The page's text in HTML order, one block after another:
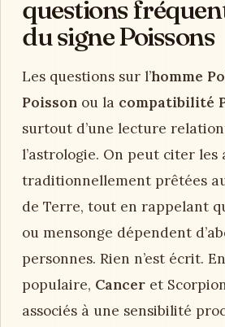
questions
du signe Poissons
Les questions sur l’homme
Poisson ou la compatibilité
surtout d’une lecture
l’astrologie. On peut citer les
traditionnellement prêtées
de Terre, tout en rappelant
ou mensonge dépendent
personnes. Rien n’est écrit.
populaire, Cancer et
associés à une sensibilité